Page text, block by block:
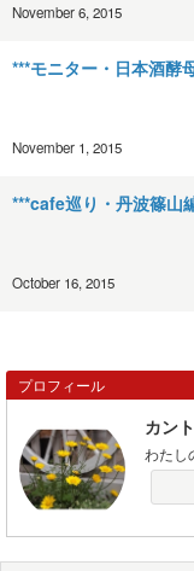
November 6, 2015
***モニター・日本酒酵
November 1, 2015
***cafe巡り・丹波篠山
October 16, 2015
プロフィール
カン
わたし